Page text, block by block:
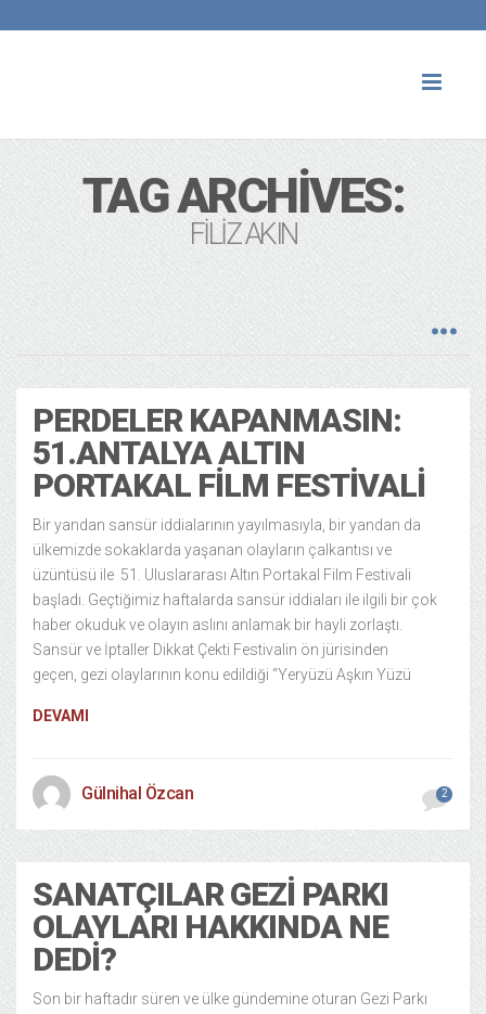
TAG ARCHIVES:
FILIZ AKIN
PERDELER KAPANMASIN:
51.ANTALYA ALTIN
PORTAKAL FILM FESTIVALI
Bir yandan sansür iddialarının yayılmasıyla, bir yandan da
ülkemizde sokaklarda yaşanan olayların çalkantısı ve
üzüntüsü ile 51. Uluslararası Altın Portakal Film Festivali
başladı. Geçtiğimiz haftalarda sansür iddiaları ile ilgili bir çok
haber okuduk ve olayın aslını anlamak bir hayli zorlaştı.
Sansür ve İptaller Dikkat Çekti Festivalin ön jürisinden
geçen, gezi olaylarının konu edildiği “Yeryüzü Aşkın Yüzü
DEVAMI
Gülnihal Özcan 2
SANATÇILAR GEZI PARKI
OLAYLARI HAKKINDA NE
DEDI?
Son bir haftadır süren ve ülke gündemine oturan Gezi Parkı